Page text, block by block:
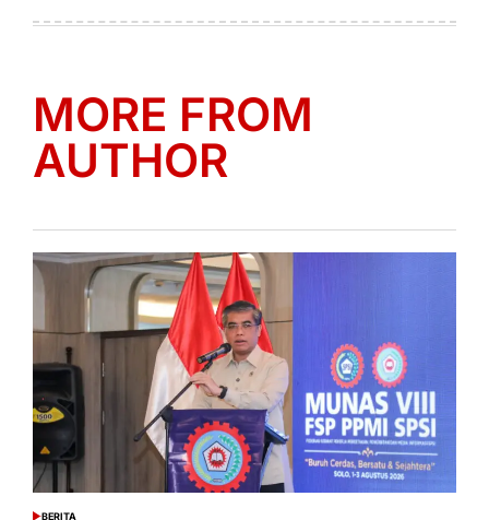
MORE FROM
AUTHOR
BERITA